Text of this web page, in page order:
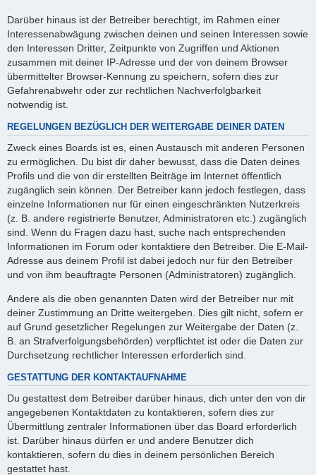
Darüber hinaus ist der Betreiber berechtigt, im Rahmen einer
Interessenabwägung zwischen deinen und seinen Interessen sowie
den Interessen Dritter, Zeitpunkte von Zugriffen und Aktionen
zusammen mit deiner IP-Adresse und der von deinem Browser
übermittelter Browser-Kennung zu speichern, sofern dies zur
Gefahrenabwehr oder zur rechtlichen Nachverfolgbarkeit
notwendig ist.
REGELUNGEN BEZÜGLICH DER WEITERGABE DEINER DATEN
Zweck eines Boards ist es, einen Austausch mit anderen Personen
zu ermöglichen. Du bist dir daher bewusst, dass die Daten deines
Profils und die von dir erstellten Beiträge im Internet öffentlich
zugänglich sein können. Der Betreiber kann jedoch festlegen, dass
einzelne Informationen nur für einen eingeschränkten Nutzerkreis
(z. B. andere registrierte Benutzer, Administratoren etc.) zugänglich
sind. Wenn du Fragen dazu hast, suche nach entsprechenden
Informationen im Forum oder kontaktiere den Betreiber. Die E-Mail-
Adresse aus deinem Profil ist dabei jedoch nur für den Betreiber
und von ihm beauftragte Personen (Administratoren) zugänglich.
Andere als die oben genannten Daten wird der Betreiber nur mit
deiner Zustimmung an Dritte weitergeben. Dies gilt nicht, sofern er
auf Grund gesetzlicher Regelungen zur Weitergabe der Daten (z.
B. an Strafverfolgungsbehörden) verpflichtet ist oder die Daten zur
Durchsetzung rechtlicher Interessen erforderlich sind.
GESTATTUNG DER KONTAKTAUFNAHME
Du gestattest dem Betreiber darüber hinaus, dich unter den von dir
angegebenen Kontaktdaten zu kontaktieren, sofern dies zur
Übermittlung zentraler Informationen über das Board erforderlich
ist. Darüber hinaus dürfen er und andere Benutzer dich
kontaktieren, sofern du dies in deinem persönlichen Bereich
gestattet hast.